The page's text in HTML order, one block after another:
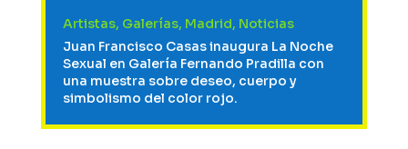
Artistas, Galerías, Madrid, Noticias
Juan Francisco Casas inaugura La Noche
Sexual en Galería Fernando Pradilla con
una muestra sobre deseo, cuerpo y
simbolismo del color rojo.